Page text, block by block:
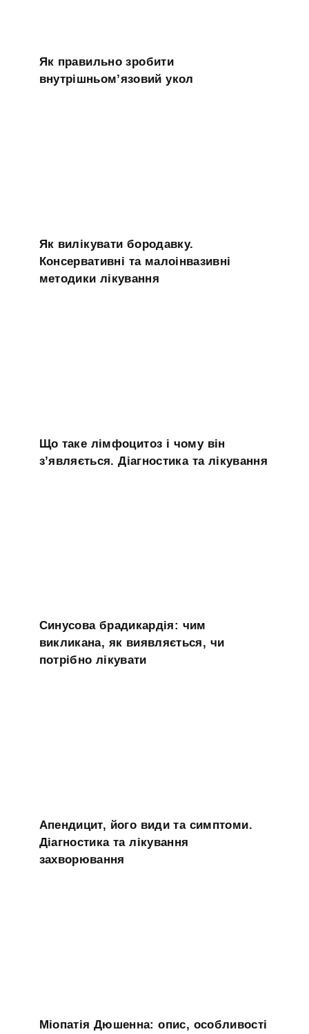
Як правильно зробити
внутрішньом’язовий укол
Як вилікувати бородавку.
Консервативні та малоінвазивні
методики лікування
Що таке лімфоцитоз і чому він
з’являється. Діагностика та лікування
Синусова брадикардія: чим
викликана, як виявляється, чи
потрібно лікувати
Апендицит, його види та симптоми.
Діагностика та лікування
захворювання
Міопатія Дюшенна: опис, особливості